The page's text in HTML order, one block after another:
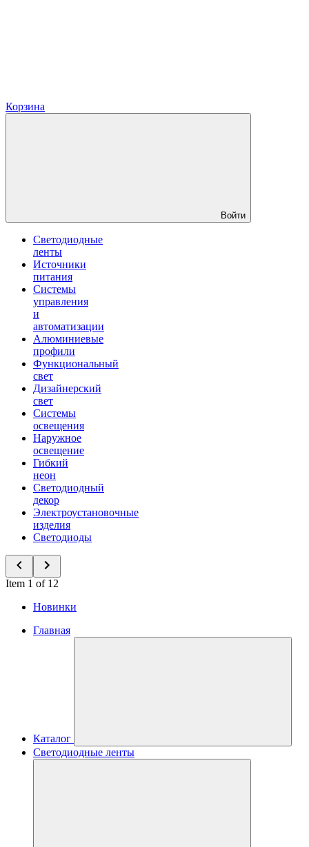
Корзина
Войти
Светодиодные
ленты
Источники
питания
Системы
управления
и
автоматизации
Алюминиевые
профили
Функциональный
свет
Дизайнерский
свет
Системы
освещения
Наружное
освещение
Гибкий
неон
Светодиодный
декор
Электроустановочные
изделия
Светодиоды
Item 1 of 12
Новинки
Главная
Каталог
Светодиодные ленты